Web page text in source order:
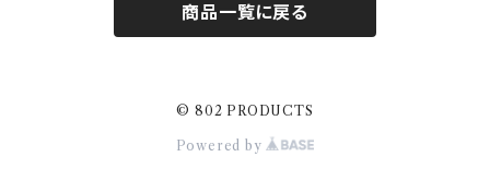
商品一覧に戻る
© 802 PRODUCTS
Powered by